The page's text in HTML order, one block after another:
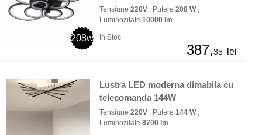
208w
Tensiune 220V , Putere 208 W,
Luminozitate 10000 lm
In Stoc
387,35 lei
Lustra LED moderna dimabila cu
telecomanda 144W
Tensiune 220V , Putere 144 W,
Luminozitate 8700 lm